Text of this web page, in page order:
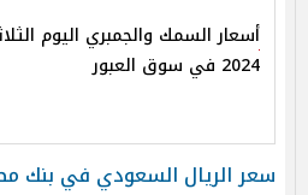
2024 في سوق العبور
سعر الريال السعودي في بنك